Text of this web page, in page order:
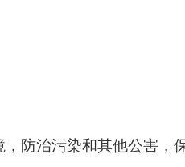
防治污染和其他公害，